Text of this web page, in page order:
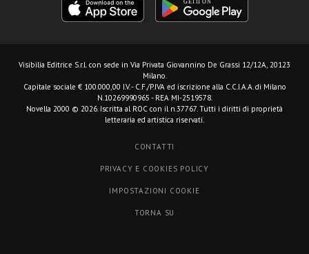
Visibilia Editrice S.r.l. con sede in Via Privata Giovannino De Grassi 12/12A, 20123
Milano.
Capitale sociale € 100.000,00 I.V. - C.F./P.IVA ed iscrizione alla C.C.I.A.A. di Milano
N.10269990965 - REA MI-2519578.
Novella 2000 © 2026. Iscritta al ROC con il n.37767. Tutti i diritti di proprietà
letteraria ed artistica riservati.
CONTATTI
PRIVACY E COOKIES POLICY
IMPOSTAZIONI COOKIE
TORNA SU